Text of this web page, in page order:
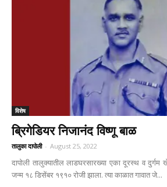
विशेष
ब्रिगेडियर निजानंद विष्णू बाळ
तालुका दापोली - August 25, 2022
दापोली तालुक्यातील लाडघरसारख्या एका दूरस्थ व दुर्गम
जन्म १८ डिसेंबर १९१० रोजी झाला. त्या काळात गावात जे...